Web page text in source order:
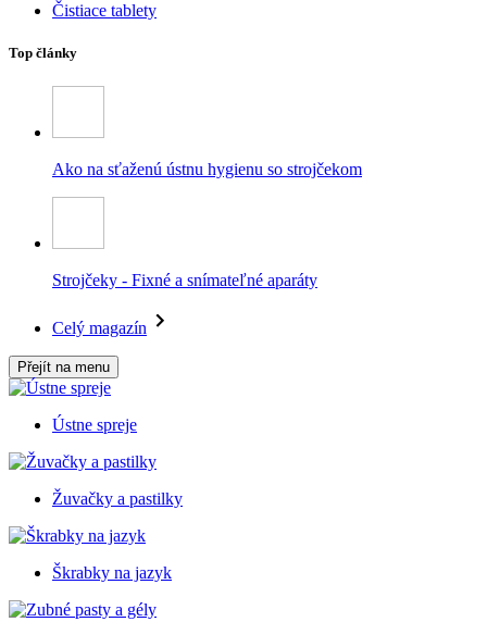
Čistiace tablety
Top články
Ako na sťaženú ústnu hygienu so strojčekom
Strojčeky - Fixné a snímateľné aparáty
Celý magazín
Přejít na menu
Ústne spreje
Žuvačky a pastilky
Škrabky na jazyk